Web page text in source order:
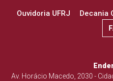
Ouvidoria UFRJ Decania
Av. Horácio Macedo, 2030 -